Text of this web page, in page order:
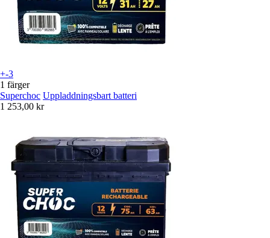
+-3
1 färger
Superchoc Uppladdningsbart batteri
1 253,00 kr